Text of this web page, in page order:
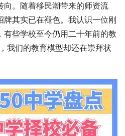
向。随着移民潮带来的师资流
其实已在褪色。我认识一位刚
有些学校至今仍用二十年前的教
我们的教育模型却还在崇拜状